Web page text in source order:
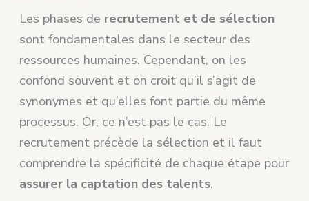
Les phases de recrutement et de sélection
sont fondamentales dans le secteur des
ressources humaines. Cependant, on les
confond souvent et on croit qu’il s’agit de
synonymes et qu’elles font partie du même
processus. Or, ce n’est pas le cas. Le
recrutement précède la sélection et il faut
comprendre la spécificité de chaque étape pour
assurer la captation des talents.